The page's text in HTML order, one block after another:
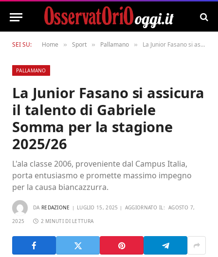
SEI SU: Home » Sport » Pallamano » La Junior Fasano si assicura il talento di Gabriele Somma per la stagione 2025/26
PALLAMANO
La Junior Fasano si assicura
il talento di Gabriele
Somma per la stagione
2025/26
L'ala classe 2006, proveniente dal Campus Italia,
porta entusiasmo e promette massimo impegno
per la causa biancazzurra.
DA REDAZIONE LUGLIO 15, 2025 AGGIORNATO IL: AGOSTO 7,
2025 2 MINUTI DI LETTURA